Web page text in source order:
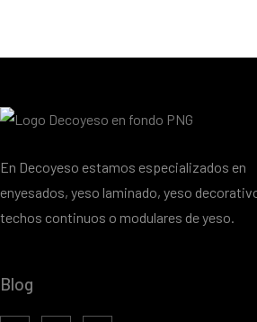
En Decoyeso estamos especializados en
enyesados, yeso laminado, yeso
techos continuos o modulares de yeso.
Blog